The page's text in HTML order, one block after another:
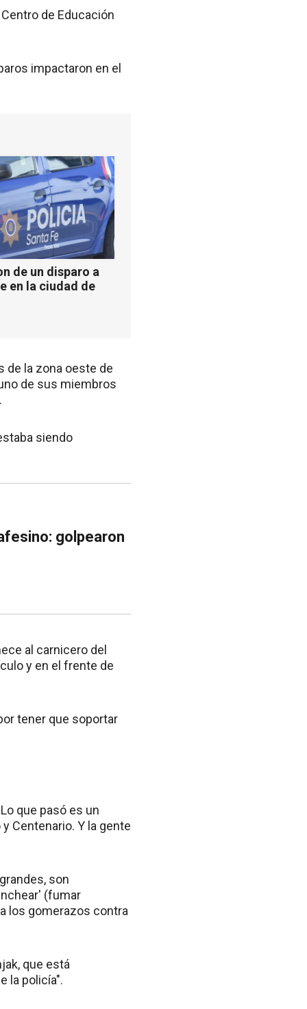
de Educación
impactaron en el
de un disparo a
en la ciudad de
de la zona oeste de
de sus miembros
siendo
golpearon
al carnicero del
y en el frente de
tener que soportar
que pasó es un
Centenario. Y la gente
son
(fumar
los gomerazos contra
que está
la policía".